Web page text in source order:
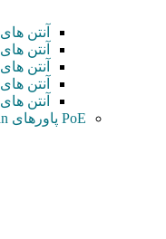
آنتن های 28.5dBi
آنتن های 31.5dBi
آنتن های High Performance
آنتن های Parabolic
آنتن های HiGain
PoE پاورهای MikroWan